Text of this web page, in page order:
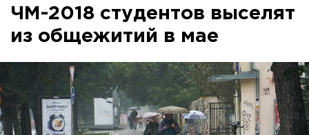
ЧМ-2018 студентов выселят
из общежитий в мае